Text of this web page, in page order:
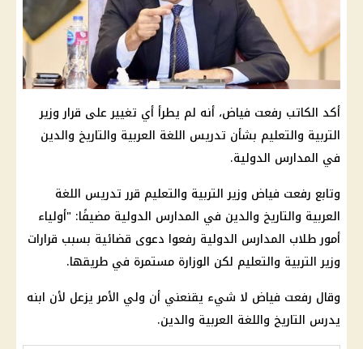
أكد الكاتب رفعت فياض، أنه لم يطرأ أي تغيير على قرار وزير
التربية والتعليم بشأن تدريس اللغة العربية والتاريخ والدين
في المدارس الدولية.
وتابع رفعت فياض وزير التربية والتعليم قرر تدريس اللغة
العربية والتاريخ والدين في المدارس الدولية مضيفًا: "أولياء
أمور طلاب المدارس الدولية رفعوا دعوى قضائية بسبب قرارات
وزير التربية والتعليم لكن الوزارة مستمرة في طريقها.
وقال رفعت فياض لا شيء يقنعني أن ولي الأمر يزعل لأن ابنه
يدرس التاريخ واللغة العربية والدين.